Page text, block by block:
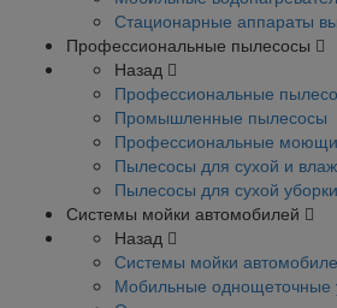
Стационарные аппараты
Профессиональные пылесосы
Назад
Профессиональные
Промышленные пылесосы
Профессиональные
Пылесосы для сухой и
Пылесосы для сухой уборки
Системы мойки автомобилей
Назад
Системы мойки
Мобильные однощеточные